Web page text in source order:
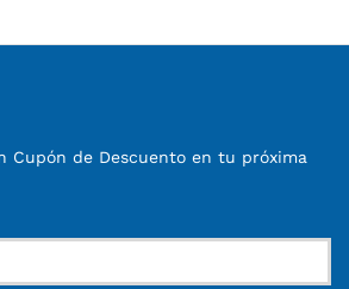
Cupón de Descuento en tu próxima